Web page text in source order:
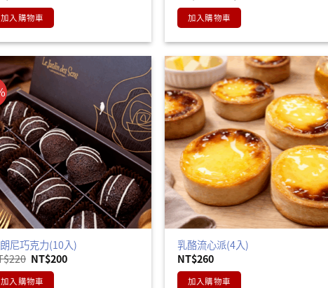
加入購物車
始
價
格：
NT$150。
加入購物車
尼巧克力(10入)
220 原
始
價
NT$200目
加入購物車
乳酪流心派(4入)
NT$260
加入購物車